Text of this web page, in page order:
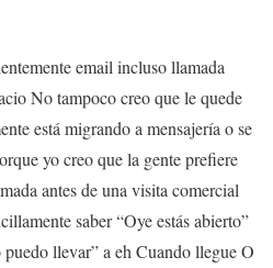
email incluso llamada
No tampoco creo que le quede
está migrando a mensajería o se
yo creo que la gente prefiere
antes de una visita comercial
saber “Oye estás abierto”
llevar” a eh Cuando llegue O